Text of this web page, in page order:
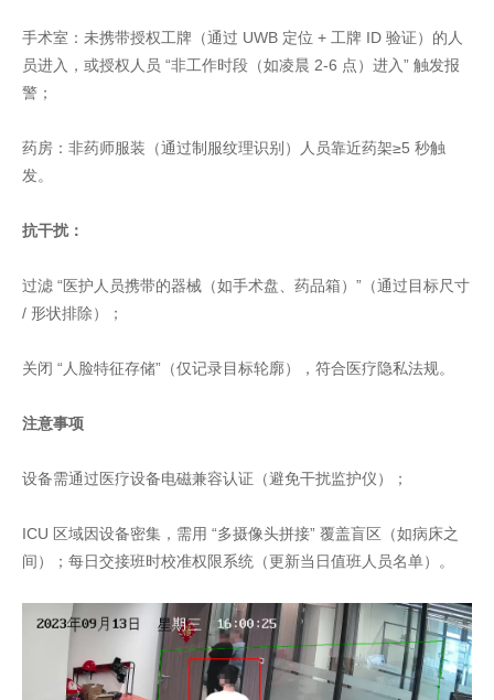
手术室：未携带授权工牌（通过 UWB 定位 + 工牌 ID 验证）的人
员进入，或授权人员 “非工作时段（如凌晨 2-6 点）进入” 触发报
警；
药房：非药师服装（通过制服纹理识别）人员靠近药架≥5 秒触
发。
抗干扰：
过滤 “医护人员携带的器械（如手术盘、药品箱）”（通过目标尺寸
/ 形状排除）；
关闭 “人脸特征存储”（仅记录目标轮廓），符合医疗隐私法规。
注意事项
设备需通过医疗设备电磁兼容认证（避免干扰监护仪）；
ICU 区域因设备密集，需用 “多摄像头拼接” 覆盖盲区（如病床之
间）；每日交接班时校准权限系统（更新当日值班人员名单）。